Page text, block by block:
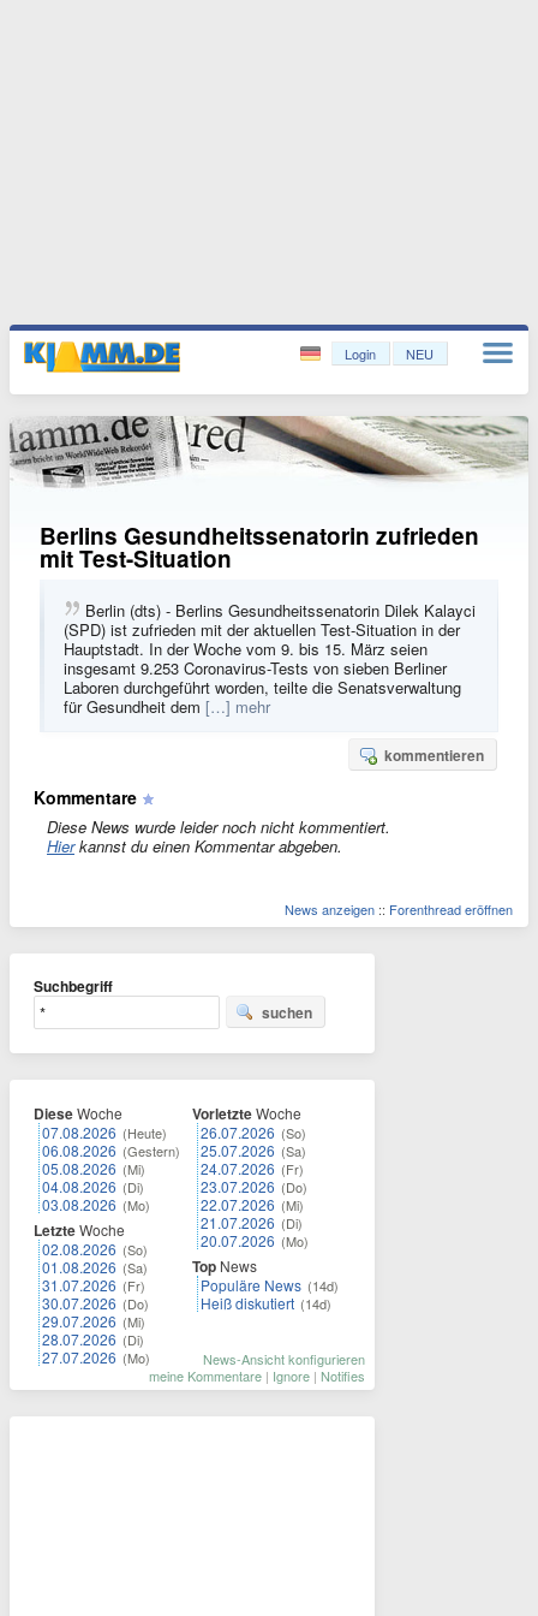
Login NEU
Berlins Gesundheitssenatorin zufrieden
mit Test-Situation
Berlin (dts) - Berlins Gesundheitssenatorin Dilek Kalayci
(SPD) ist zufrieden mit der aktuellen Test-Situation in der
Hauptstadt. In der Woche vom 9. bis 15. März seien
insgesamt 9.253 Coronavirus-Tests von sieben Berliner
Laboren durchgeführt worden, teilte die Senatsverwaltung
für Gesundheit dem […] mehr
kommentieren
Kommentare
Diese News wurde leider noch nicht kommentiert.
Hierkannst du einen Kommentar abgeben.
News anzeigen :: Forenthread eröffnen
Suchbegriff
suchen
DieseWoche
07.08.2026 (Heute)
06.08.2026 (Gestern)
05.08.2026 (Mi)
04.08.2026 (Di)
03.08.2026 (Mo)
LetzteWoche
02.08.2026 (So)
01.08.2026 (Sa)
31.07.2026 (Fr)
30.07.2026 (Do)
29.07.2026 (Mi)
28.07.2026 (Di)
27.07.2026 (Mo)
VorletzteWoche
26.07.2026 (So)
25.07.2026 (Sa)
24.07.2026 (Fr)
23.07.2026 (Do)
22.07.2026 (Mi)
21.07.2026 (Di)
20.07.2026 (Mo)
Top News
Populäre News (14d)
Heiß diskutiert (14d)
News-Ansicht konfigurieren
meine Kommentare | Ignore | Notifies